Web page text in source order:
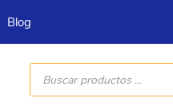
Blog
Búsqueda
productos